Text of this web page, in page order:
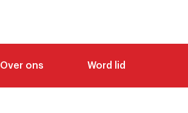
Over ons Word lid